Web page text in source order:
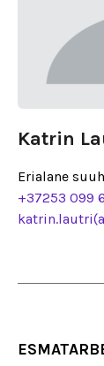
Katrin
Erialane
+37253 099